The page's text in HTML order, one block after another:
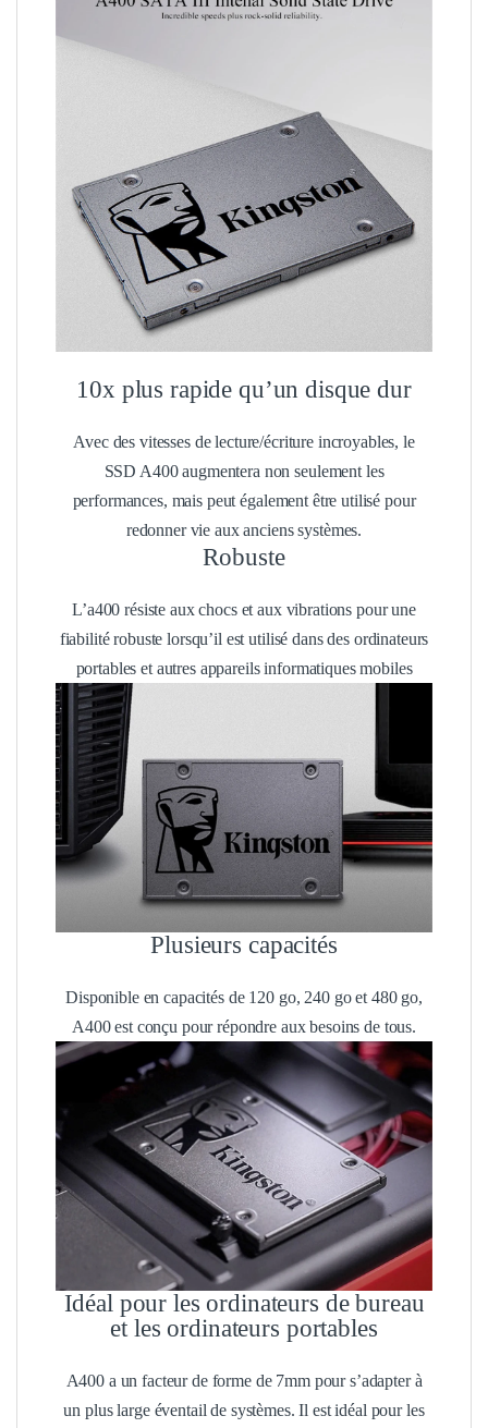
10x plus rapide qu’un disque dur
Avec des vitesses de lecture/écriture incroyables, le
SSD A400 augmentera non seulement les
performances, mais peut également être utilisé pour
redonner vie aux anciens systèmes.
Robuste
L’a400 résiste aux chocs et aux vibrations pour une
fiabilité robuste lorsqu’il est utilisé dans des ordinateurs
portables et autres appareils informatiques mobiles
Plusieurs capacités
Disponible en capacités de 120 go, 240 go et 480 go,
A400 est conçu pour répondre aux besoins de tous.
Idéal pour les ordinateurs de bureau
et les ordinateurs portables
A400 a un facteur de forme de 7mm pour s’adapter à
un plus large éventail de systèmes. Il est idéal pour les